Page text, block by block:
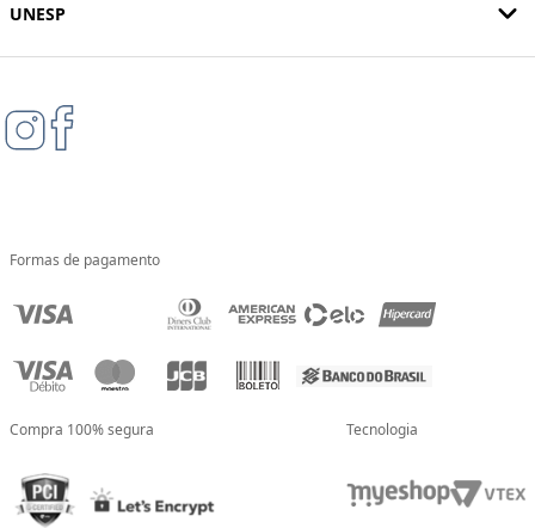
UNESP
Formas de pagamento
Compra 100% segura Tecnologia